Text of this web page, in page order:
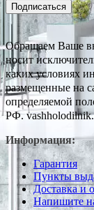
Подписаться
Обращаем Ваше
носит
каких условиях
размещенные на
определяемой
РФ.
Информация:
Гарантия
Пункты
Доставка и
Напишите